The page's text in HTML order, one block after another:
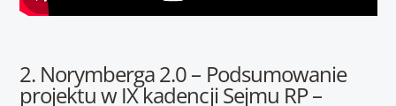
2. Norymberga 2.0 – Podsumowanie
projektu w IX kadencji Sejmu RP –